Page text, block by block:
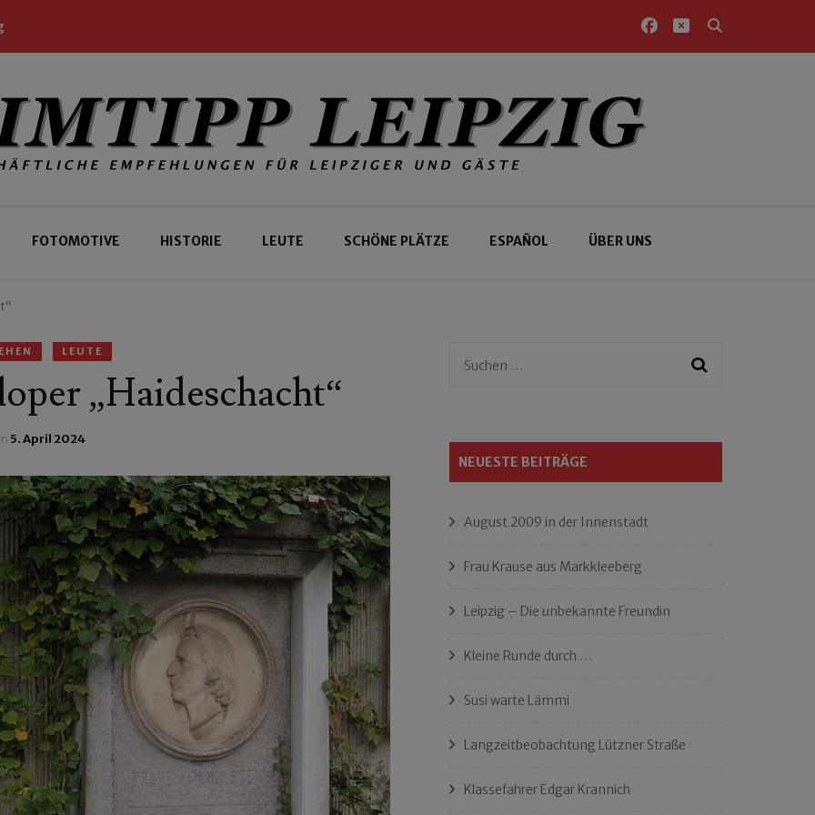
FOTOMOTIVE HISTORIE LEUTE SCHÖNE PLÄTZE ESPAÑOL ÜBER UNS
LEUTE
„Haideschacht“
5. April 2024
Suchen
NEUESTE BEITRÄGE
August 2009 in der Innenstadt
Frau Krause aus Markkleeberg
Leipzig – Die unbekannte Freundin
Kleine Runde durch …
Susi warte Lämmi
Langzeitbeobachtung Lützner Straße
Klassefahrer Edgar Krannich